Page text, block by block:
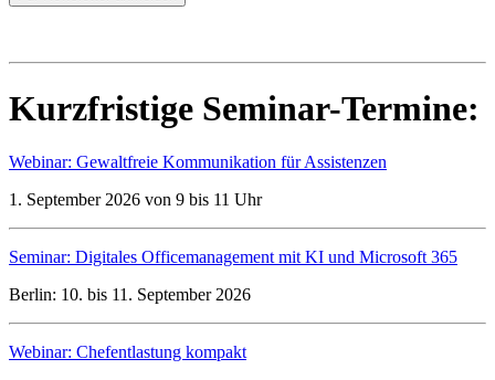
Kurzfristige Seminar-Termine:
Webinar: Gewaltfreie Kommunikation für Assistenzen
1. September 2026 von 9 bis 11 Uhr
Seminar: Digitales Officemanagement mit KI und Microsoft 365
Berlin: 10. bis 11. September 2026
Webinar: Chefentlastung kompakt